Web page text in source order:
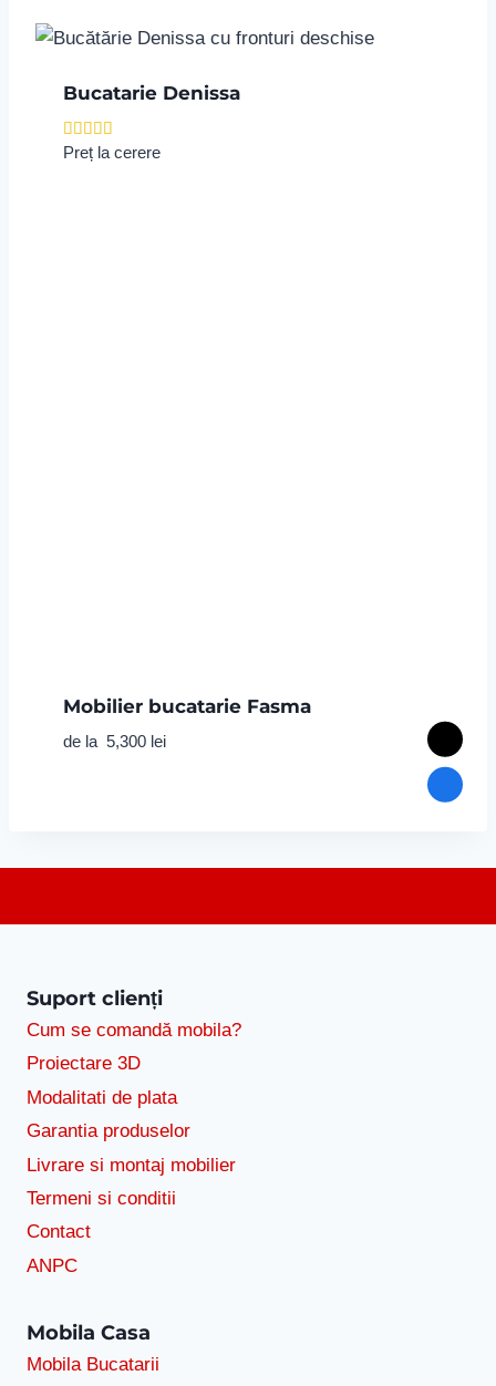
Bucatarie Denissa
Evaluat la
Preț la cerere
Mobilier bucatarie Fasma
de la 5,300 lei
Suport clienți
Cum se comandă mobila?
Proiectare 3D
Modalitati de plata
Garantia produselor
Livrare si montaj mobilier
Termeni si conditii
Contact
ANPC
Mobila Casa
Mobila Bucatarii